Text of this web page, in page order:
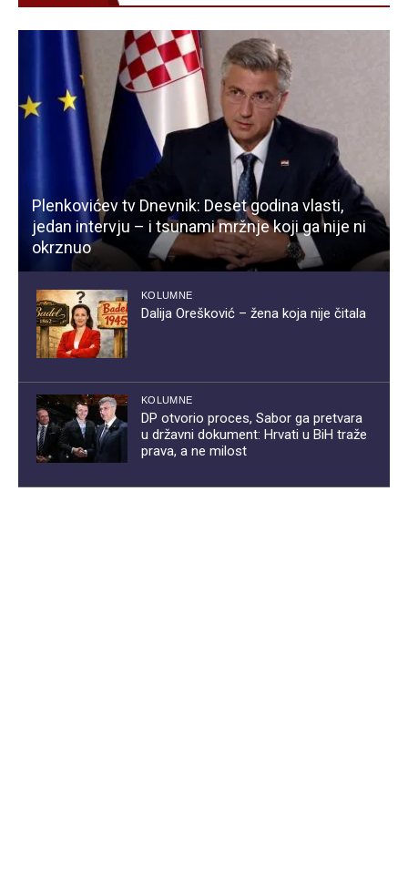
Plenkovićev tv Dnevnik: Deset godina vlasti,
jedan intervju – i tsunami mržnje koji ga nije ni
okrznuo
KOLUMNE
Dalija Orešković – žena koja nije čitala
KOLUMNE
DP otvorio proces, Sabor ga pretvara
u državni dokument: Hrvati u BiH traže
prava, a ne milost